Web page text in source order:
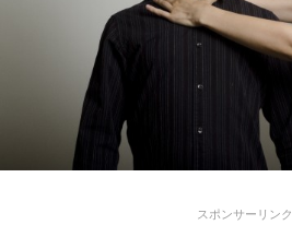
スポンサーリンク